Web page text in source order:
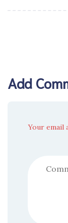
Add
Your email